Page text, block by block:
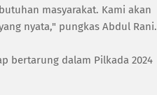
masyarakat. Kami akan
nyata," pungkas Abdul Rani.
bertarung dalam Pilkada 2024